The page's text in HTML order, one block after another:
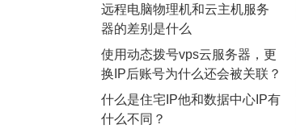
远程电脑物理机和云主机服务
器的差别是什么
使用动态拨号vps云服务器，更
换IP后账号为什么还会被关联？
什么是住宅IP他和数据中心IP有
什么不同？